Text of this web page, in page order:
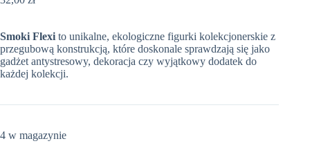
Smoki Flexi to unikalne, ekologiczne figurki kolekcjonerskie z
przegubową konstrukcją, które doskonale sprawdzają się jako
gadżet antystresowy, dekoracja czy wyjątkowy dodatek do
każdej kolekcji.
4 w magazynie